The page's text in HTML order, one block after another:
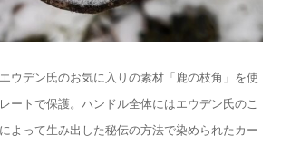
ウデン氏のお気に入りの素材「鹿の枝角」を使
ートで保護。ハンドル全体にはエウデン氏のこ
よって生み出した秘伝の方法で染められたカー